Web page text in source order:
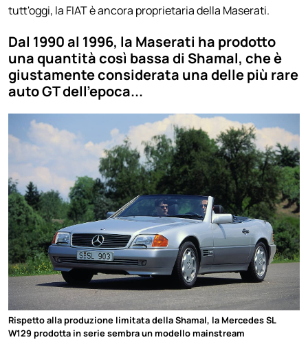
tutt'oggi, la FIAT è ancora proprietaria della Maserati.
Dal 1990 al 1996, la Maserati ha prodotto
una quantità così bassa di Shamal, che è
giustamente considerata una delle più rare
auto GT dell'epoca...
Rispetto alla produzione limitata della Shamal, la Mercedes SL
W129 prodotta in serie sembra un modello mainstream